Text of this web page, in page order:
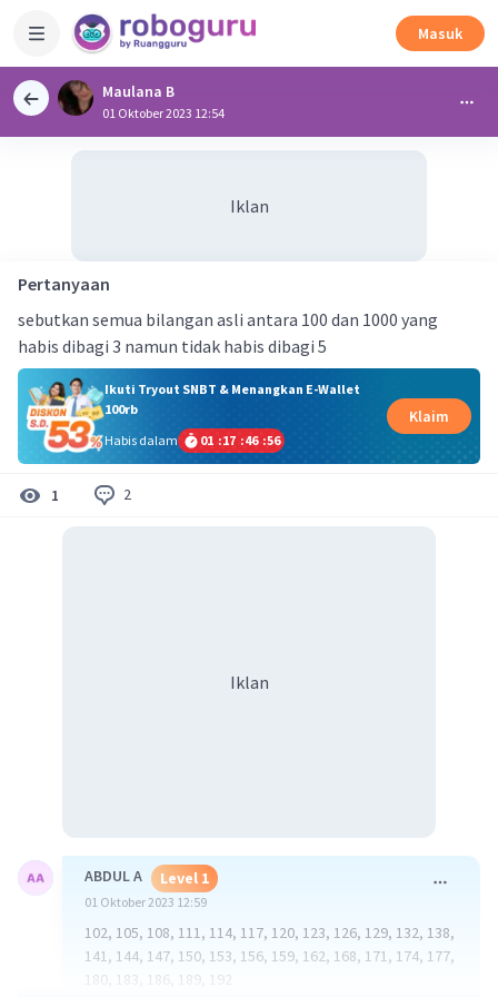
Masuk
Maulana B
01 Oktober 2023 12:54
Iklan
Pertanyaan
sebutkan semua bilangan asli antara 100 dan 1000 yang
habis dibagi 3 namun tidak habis dibagi 5
Ikuti Tryout SNBT & Menangkan E-Wallet
100rb
Habis dalam
01 :17 :46 :55
Klaim
1 2
Iklan
ABDUL A Level 1
01 Oktober 2023 12:59
102, 105, 108, 111, 114, 117, 120, 123, 126, 129, 132, 138,
141, 144, 147, 150, 153, 156, 159, 162, 168, 171, 174, 177,
180, 183, 186, 189, 192